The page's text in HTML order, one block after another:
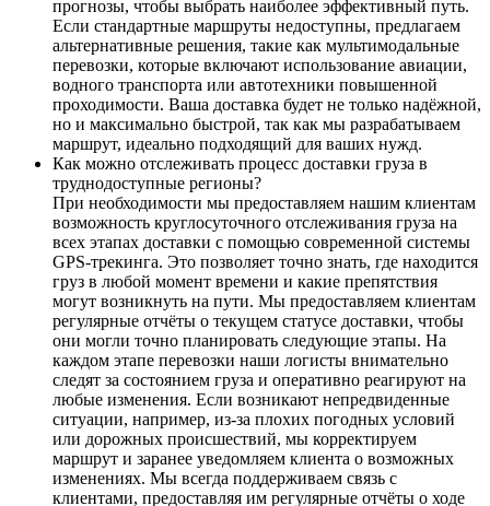
прогнозы, чтобы выбрать наиболее эффективный путь.
Если стандартные маршруты недоступны, предлагаем
альтернативные решения, такие как мультимодальные
перевозки, которые включают использование авиации,
водного транспорта или автотехники повышенной
проходимости. Ваша доставка будет не только надёжной,
но и максимально быстрой, так как мы разрабатываем
маршрут, идеально подходящий для ваших нужд.
Как можно отслеживать процесс доставки груза в
труднодоступные регионы?
При необходимости мы предоставляем нашим клиентам
возможность круглосуточного отслеживания груза на
всех этапах доставки с помощью современной системы
GPS-трекинга. Это позволяет точно знать, где находится
груз в любой момент времени и какие препятствия
могут возникнуть на пути. Мы предоставляем клиентам
регулярные отчёты о текущем статусе доставки, чтобы
они могли точно планировать следующие этапы. На
каждом этапе перевозки наши логисты внимательно
следят за состоянием груза и оперативно реагируют на
любые изменения. Если возникают непредвиденные
ситуации, например, из-за плохих погодных условий
или дорожных происшествий, мы корректируем
маршрут и заранее уведомляем клиента о возможных
изменениях. Мы всегда поддерживаем связь с
клиентами, предоставляя им регулярные отчёты о ходе